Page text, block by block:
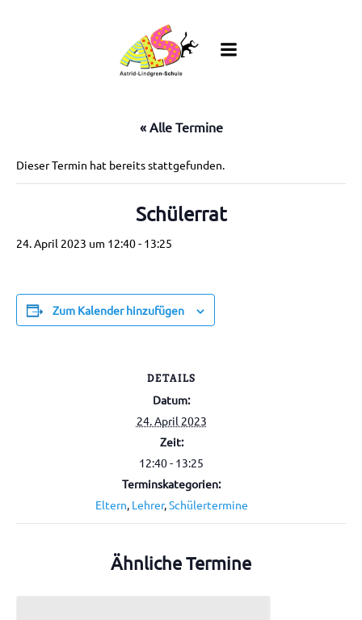
springen
« Alle Termine
Dieser Termin hat bereits stattgefunden.
Schülerrat
24. April 2023 um 12:40- 13:25
Zum Kalender hinzufügen
DETAILS
Datum:
24. April 2023
Zeit:
12:40 - 13:25
Terminskategorien:
Eltern, Lehrer,Schülertermine
Ähnliche Termine